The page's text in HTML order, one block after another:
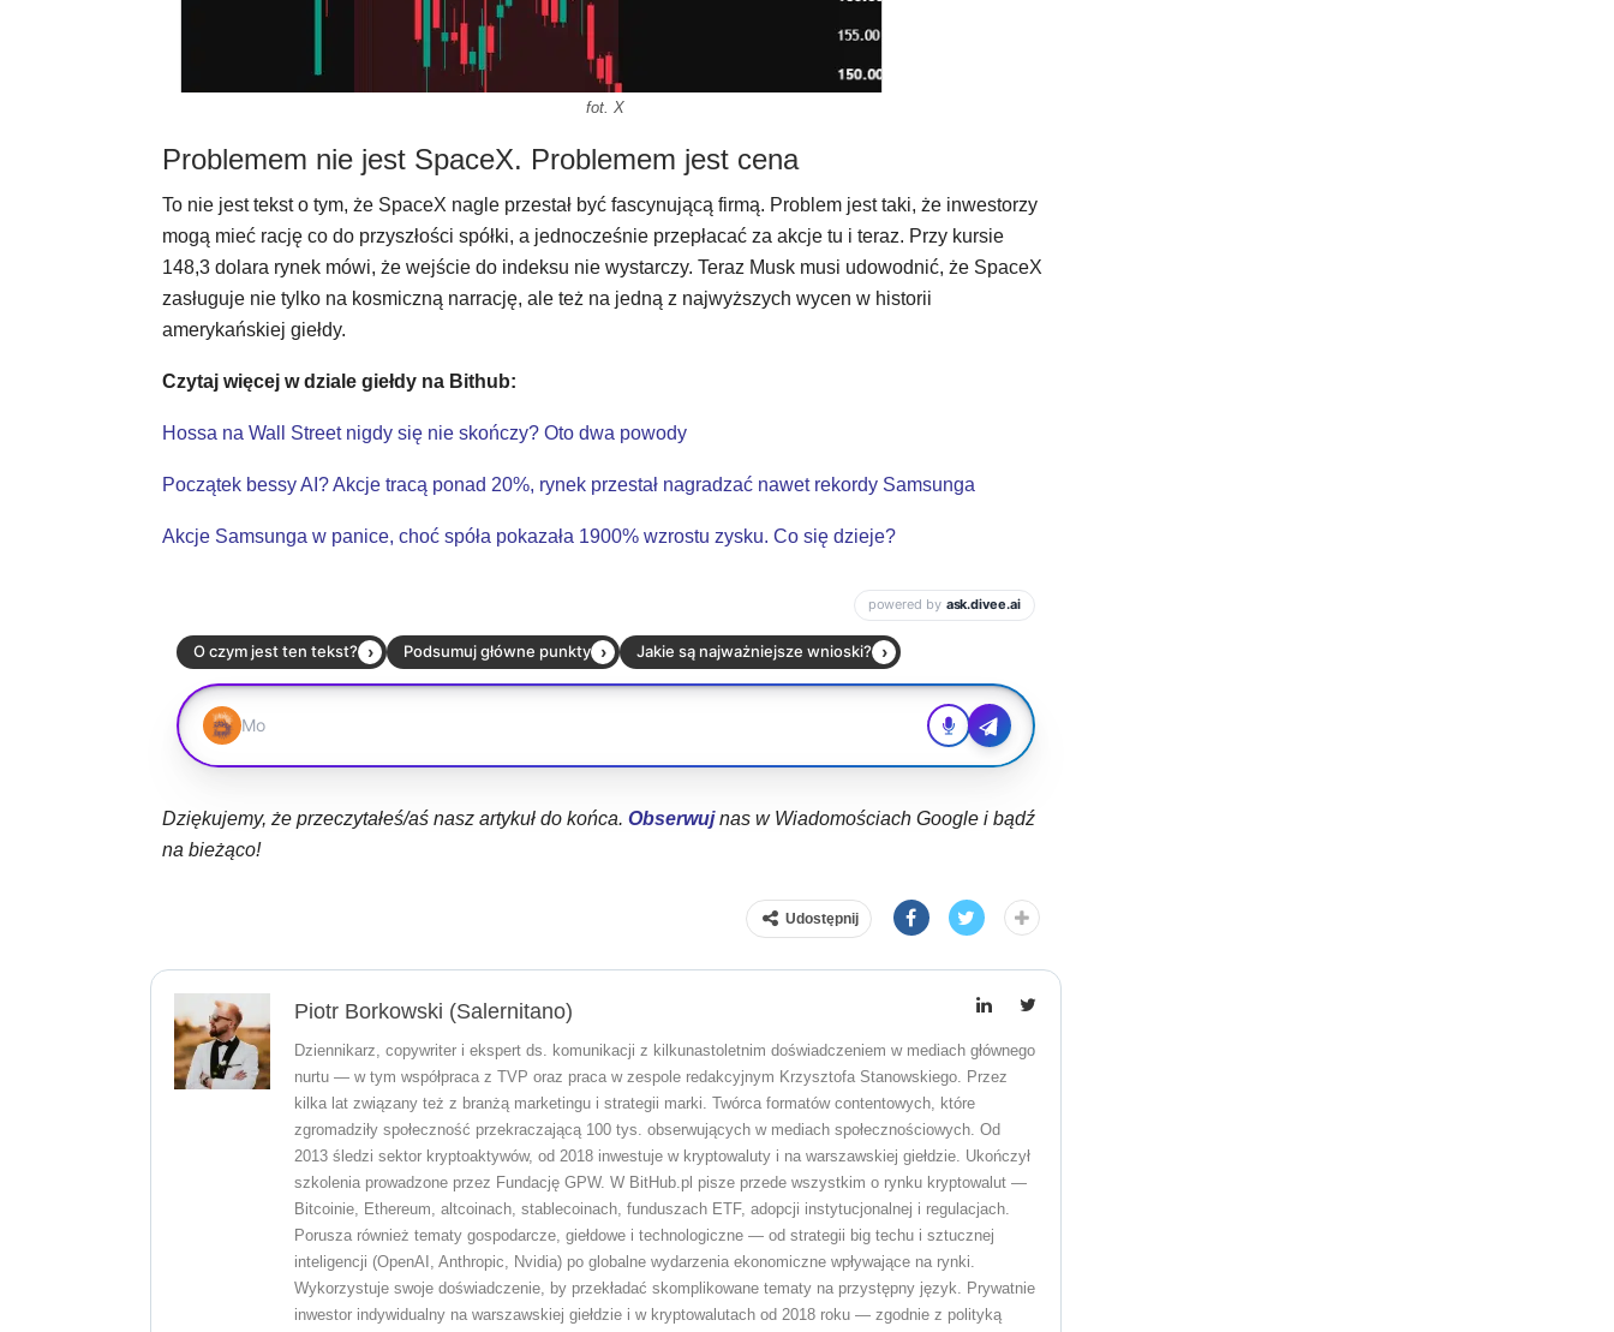
fot. X
Problemem nie jest SpaceX. Problemem jest cena
To nie jest tekst o tym, że SpaceX nagle przestał być fascynującą firmą. Problem jest taki, że inwestorzy
mogą mieć rację co do przyszłości spółki, a jednocześnie przepłacać za akcje tu i teraz. Przy kursie
148,3 dolara rynek mówi, że wejście do indeksu nie wystarczy. Teraz Musk musi udowodnić, że SpaceX
zasługuje nie tylko na kosmiczną narrację, ale też na jedną z najwyższych wycen w historii
amerykańskiej giełdy.
Czytaj więcej w dziale giełdy na Bithub:
Hossa na Wall Street nigdy się nie skończy? Oto dwa powody
Początek bessy AI? Akcje tracą ponad 20%, rynek przestał nagradzać nawet rekordy Samsunga
Akcje Samsunga w panice, choć spóła pokazała 1900% wzrostu zysku. Co się dzieje?
Dziękujemy, że przeczytałeś/aś nasz artykuł do końca. Obserwujnas w Wiadomościach Google i bądź
na bieżąco!
Udostępnij
Piotr Borkowski (Salernitano)
Dziennikarz, copywriter i ekspert ds. komunikacji z kilkunastoletnim doświadczeniem w mediach głównego
nurtu — w tym współpraca z TVP oraz praca w zespole redakcyjnym Krzysztofa Stanowskiego. Przez
kilka lat związany też z branżą marketingu i strategii marki. Twórca formatów contentowych, które
zgromadziły społeczność przekraczającą 100 tys. obserwujących w mediach społecznościowych. Od
2013 śledzi sektor kryptoaktywów, od 2018 inwestuje w kryptowaluty i na warszawskiej giełdzie. Ukończył
szkolenia prowadzone przez Fundację GPW. W BitHub.pl pisze przede wszystkim o rynku kryptowalut —
Bitcoinie, Ethereum, altcoinach, stablecoinach, funduszach ETF, adopcji instytucjonalnej i regulacjach.
Porusza również tematy gospodarcze, giełdowe i technologiczne — od strategii big techu i sztucznej
inteligencji (OpenAI, Anthropic, Nvidia) po globalne wydarzenia ekonomiczne wpływające na rynki.
Wykorzystuje swoje doświadczenie, by przekładać skomplikowane tematy na przystępny język. Prywatnie
inwestor indywidualny na warszawskiej giełdzie i w kryptowalutach od 2018 roku — zgodnie z polityką